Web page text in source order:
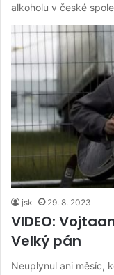
alkoholu v české
jsk 29. 8. 2023
VIDEO:
Velký pán
Neuplynul ani měsíc,